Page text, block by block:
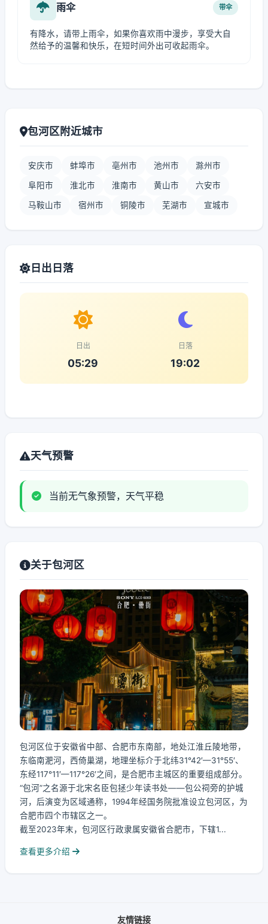
雨伞 带伞
有降水，请带上雨伞，如果你喜欢雨中漫步，享受大自
然给予的温馨和快乐，在短时间外出可收起雨伞。
包河区附近城市
安庆市 蚌埠市 亳州市 池州市 滁州市
阜阳市 淮北市 淮南市 黄山市 六安市
马鞍山市 宿州市 铜陵市 芜湖市 宣城市
日出日落
日出
05:29
日落
19:02
天气预警
当前无气象预警，天气平稳
关于包河区
包河区位于安徽省中部、合肥市东南部，地处江淮丘陵地带，
东临南淝河，西倚巢湖，地理坐标介于北纬31°42′—31°55′、
东经117°11′—117°26′之间，是合肥市主城区的重要组成部分。
“包河”之名源于北宋名臣包拯少年读书处——包公祠旁的护城
河，后演变为区域通称，1994年经国务院批准设立包河区，为
合肥市四个市辖区之一。
截至2023年末，包河区行政隶属安徽省合肥市，下辖1...
查看更多介绍
友情链接